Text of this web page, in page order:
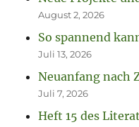
August 2, 2026
So spannend
Juli 13, 2026
Neuanfang nach
Juli 7, 2026
Heft 15 des